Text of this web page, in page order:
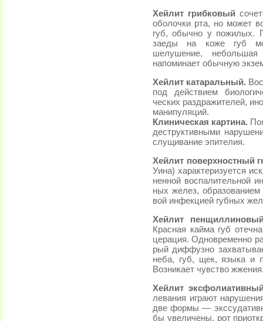
Хейлит грибковый
оболочки рта, но может
губ, обычно у пожилых.
заеды на коже губ
шелушение, небольшая
напоминает обычную
Хейлит катаральный.
под действием
ческих раздражителей,
манипуляций.
Клиническая картина.
деструктивными
слущивание эпителия.
Хейлит поверхностный
Уина) характеризуется
ненной воспалительной
ных желез,
вой инфекцией губных
Хейлит
Красная кайма губ
церация. Одновременно
рый диффузно
неба, губ, щек, языка и
Возникает чувство
Хейлит
левания играют
две формы —
бы увеличены, рот